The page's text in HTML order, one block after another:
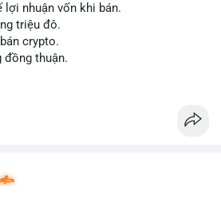
phiên giao dịch Âu-Mỹ. Tâm lý thị
khi nhà đầu tư nhỏ lẻ theo dõi
này trong 2-4 giờ tới. Nếu dòng tiền
có thể duy trì chiến lược nắm giữ
lợi nhuận vốn khi bán.
triệu đô.
crypto.
đồng thuận.